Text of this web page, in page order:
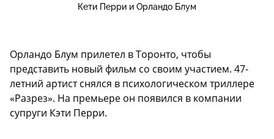
Кети Перри и Орландо Блум
Орландо Блум прилетел в Торонто, чтобы
представить новый фильм со своим участием. 47-
летний артист снялся в психологическом триллере
«Разрез». На премьере он появился в компании
супруги Кэти Перри.